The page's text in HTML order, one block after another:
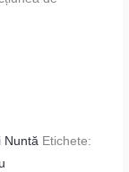
Nuntă Etichete: